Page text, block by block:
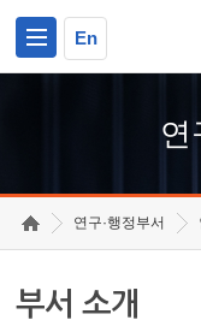
En
연
연구·행정부서
부서 소개